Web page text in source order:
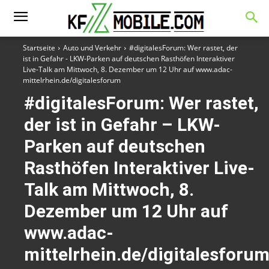
Startseite Auto und Verkehr
#digitalesForum: Wer rastet, der
ist in Gefahr - LKW-Parken auf deutschen Rasthöfen Interaktiver
Live-Talk am Mittwoch, 8. Dezember um 12 Uhr auf www.adac-
mittelrhein.de/digitalesforum
#digitalesForum: Wer rastet,
der ist in Gefahr – LKW-
Parken auf deutschen
Rasthöfen Interaktiver Live-
Talk am Mittwoch, 8.
Dezember um 12 Uhr auf
www.adac-
mittelrhein.de/digitalesforum